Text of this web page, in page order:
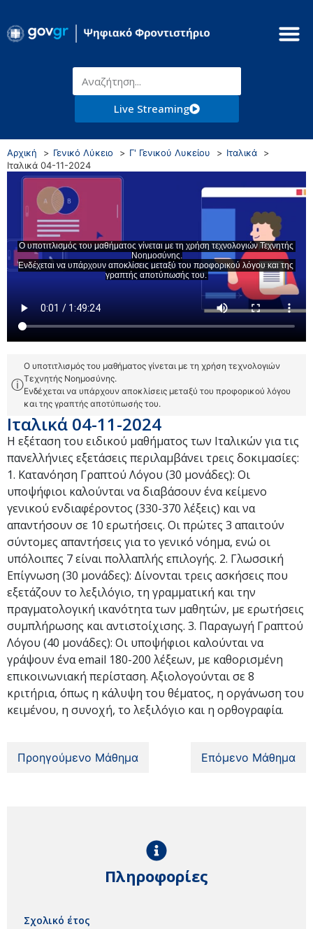
Live Streaming
Αρχική Γενικό Λύκειο Γ' Γενικού Λυκείου
Ιταλικά
Ιταλικά 04-11-2024
ⓘ
Ο υποτιτλισμός του μαθήματος γίνεται με τη χρήση τεχνολογιών
Τεχνητής Νοημοσύνης.
Ενδέχεται να υπάρχουν αποκλίσεις μεταξύ του προφορικού λόγου
και της γραπτής αποτύπωσής του.
Ιταλικά 04-11-2024
Η εξέταση του ειδικού μαθήματος των Ιταλικών για τις
πανελλήνιες εξετάσεις περιλαμβάνει τρεις δοκιμασίες:
1. Κατανόηση Γραπτού Λόγου (30 μονάδες): Οι
υποψήφιοι καλούνται να διαβάσουν ένα κείμενο
γενικού ενδιαφέροντος (330-370 λέξεις) και να
απαντήσουν σε 10 ερωτήσεις. Οι πρώτες 3 απαιτούν
σύντομες απαντήσεις για το γενικό νόημα, ενώ οι
υπόλοιπες 7 είναι πολλαπλής επιλογής. 2. Γλωσσική
Επίγνωση (30 μονάδες): Δίνονται τρεις ασκήσεις που
εξετάζουν το λεξιλόγιο, τη γραμματική και την
πραγματολογική ικανότητα των μαθητών, με ερωτήσεις
συμπλήρωσης και αντιστοίχισης. 3. Παραγωγή Γραπτού
Λόγου (40 μονάδες): Οι υποψήφιοι καλούνται να
γράψουν ένα email 180-200 λέξεων, με καθορισμένη
επικοινωνιακή περίσταση. Αξιολογούνται σε 8
κριτήρια, όπως η κάλυψη του θέματος, η οργάνωση του
κειμένου, η συνοχή, το λεξιλόγιο και η ορθογραφία.
Προηγούμενο Μάθημα Επόμενο Μάθημα
Πληροφορίες
Σχολικό έτος